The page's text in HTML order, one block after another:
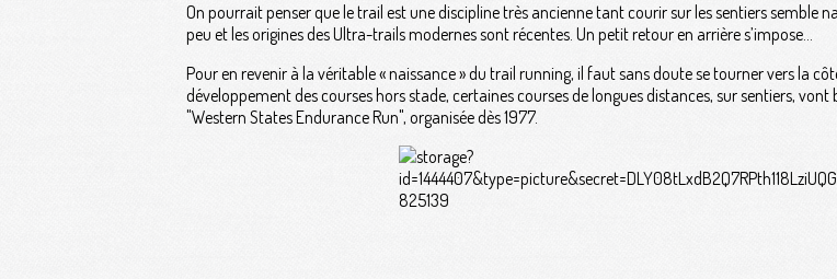
On pourrait penser que le trail est une discipline très ancienne tant courir sur les sentiers semble
peu et les origines des Ultra-trails modernes sont récentes. Un petit retour en arrière s’impose...
Pour en revenir à la véritable « naissance » du trail running, il faut sans doute se tourner vers la
développement des courses hors stade, certaines courses de longues distances, sur sentiers,
"Western States Endurance Run", organisée dès 1977.